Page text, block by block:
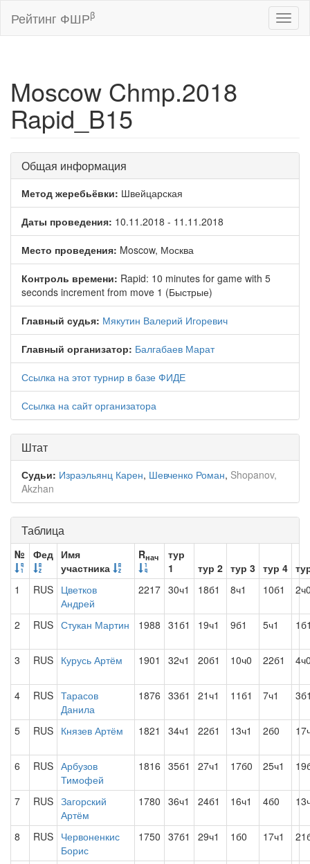
Рейтинг ФШРβ
Moscow Chmp.2018
Rapid_B15
Общая информация
Метод жеребьёвки: Швейцарская
Даты проведения: 10.11.2018 - 11.11.2018
Место проведения: Moscow, Москва
Контроль времени: Rapid: 10 minutes for game with 5
seconds increment from move 1 (Быстрые)
Главный судья: Мякутин Валерий Игоревич
Главный организатор: Балгабаев Марат
Ссылка на этот турнир в базе ФИДЕ
Ссылка на сайт организатора
Штат
Судьи: Израэльянц Карен, Шевченко Роман, Shopanov,
Akzhan
Таблица
№ Фед Имя
участника
Rнач
тур
1
тур 2 тур 3 тур 4
1
RUS Цветков
Андрей
2217 30ч1 18б1 8ч1 10б1
2 RUS Стукан Мартин 1988 31б1 19ч1 9б1 5ч1
3 RUS Курусь Артём 1901 32ч1 20б1 10ч0 22б1
4 RUS Тарасов
Данила
1876 33б1 21ч1 11б1 7ч1
5 RUS Князев Артём 1821 34ч1 22б1 13ч1 2б0
6 RUS Арбузов
Тимофей
1816 35б1 27ч1 17б0 25ч1
7 RUS Загорский
Артём
1780 36ч1 24б1 16ч1 4б0
8 RUS Червоненкис
Борис
1750 37б1 29ч1 1б0 17ч1